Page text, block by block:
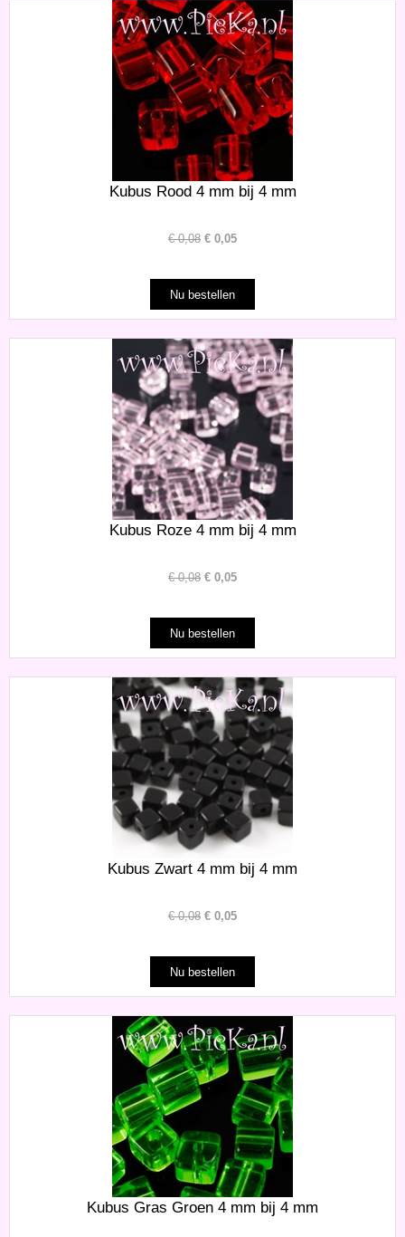
Kubus Rood 4 mm bij 4 mm
€0,08 € 0,05
Kubus Roze 4 mm bij 4 mm
€0,08 € 0,05
Kubus Zwart 4 mm bij 4 mm
€0,08 € 0,05
Kubus Gras Groen 4 mm bij 4 mm